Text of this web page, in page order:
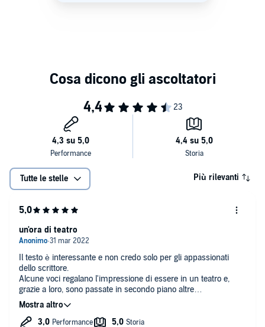
Tutte le stelle Più rilevanti
Il testo è interessante e non credo solo per gli appassionati
dello scrittore.
Alcune voci regalano l'impressione di essere in un teatro e,
grazie a loro, sono passate in secondo piano altre
voci,poche,che sembrano,a mio modesto parere seppur da
appassionata di audiolibri e teatro, essere ad una prima prova
di lettura.
un'ora di teatro